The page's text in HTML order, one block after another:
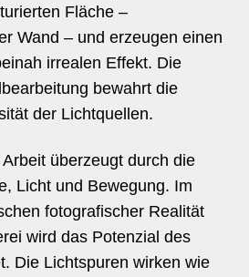
Fläche –
Wand – und erzeugen einen
irrealen Effekt. Die
bewahrt die
der Lichtquellen.
überzeugt durch die
Licht und Bewegung. Im
fotografischer Realität
wird das Potenzial des
Die Lichtspuren wirken wie